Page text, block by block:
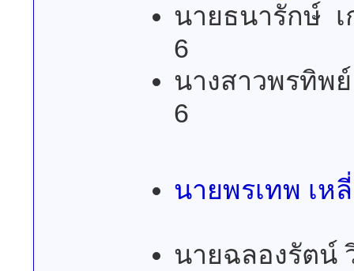
นายธนารัก
6
นางสาวพรทิ
6
นายพรเท
นายฉลองรัต